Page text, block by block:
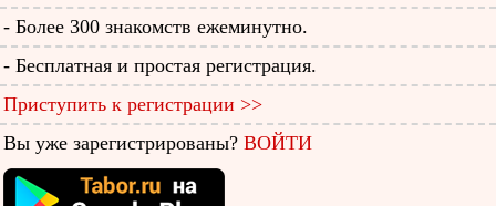
- Более 300 знакомств ежеминутно.
- Бесплатная и простая регистрация.
Приступить к регистрации >>
Вы уже зарегистрированы? ВОЙТИ